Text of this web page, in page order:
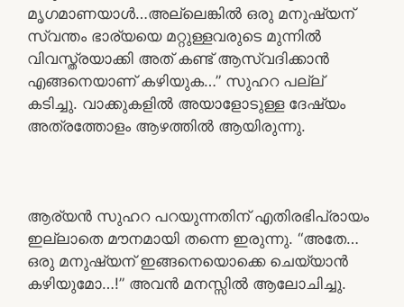
മൃഗമാണയാൾ…അല്ലെങ്കിൽ ഒരു മനുഷ്യന്
സ്വന്തം ഭാര്യയെ മറ്റുള്ളവരുടെ മുന്നിൽ
വിവസ്ത്രയാക്കി അത് കണ്ട് ആസ്വദിക്കാൻ
എങ്ങനെയാണ് കഴിയുക…” സുഹറ പല്ല്
കടിച്ചു. വാക്കുകളിൽ അയാളോടുള്ള ദേഷ്യം
അത്രത്തോളം ആഴത്തിൽ ആയിരുന്നു.
ആര്യൻ സുഹറ പറയുന്നതിന് എതിരഭിപ്രായം
ഇല്ലാതെ മൗനമായി തന്നെ ഇരുന്നു. “അതേ…
ഒരു മനുഷ്യന് ഇങ്ങനെയൊക്കെ ചെയ്യാൻ
കഴിയുമോ…!” അവൻ മനസ്സിൽ ആലോചിച്ചു.